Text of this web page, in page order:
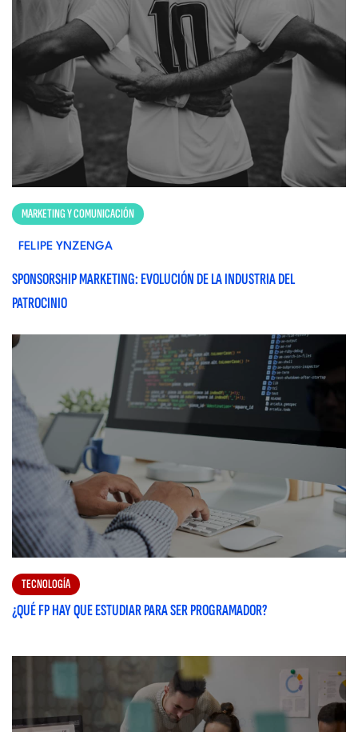
MARKETING Y COMUNICACIÓN
FELIPE YNZENGA
SPONSORSHIP MARKETING: EVOLUCIÓN DE LA INDUSTRIA DEL
PATROCINIO
TECNOLOGÍA
¿QUÉ FP HAY QUE ESTUDIAR PARA SER PROGRAMADOR?